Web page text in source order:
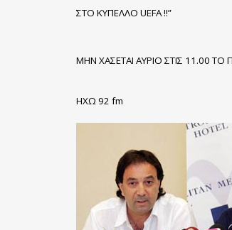
ΣΤΟ ΚΥΠΕΛΛΟ UEFA !!”
ΜΗΝ ΧΑΣΕΤΑΙ ΑΥΡΙΟ ΣΤΙΣ 11.00
ΗΧΩ 92 fm